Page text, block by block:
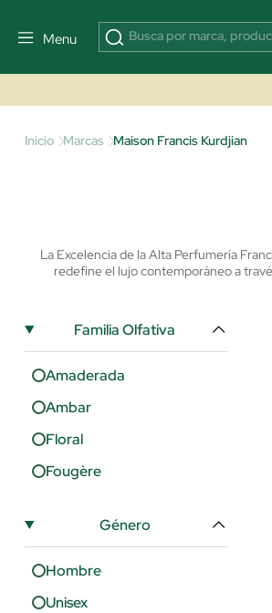
Menu
Inicio Marcas Maison Francis Kurdjian
La Excelencia de la Alta Perfumería
redefine el lujo contemporáneo a
Familia Olfativa
Amaderada
Ambar
Floral
Fougère
Género
Hombre
Unisex